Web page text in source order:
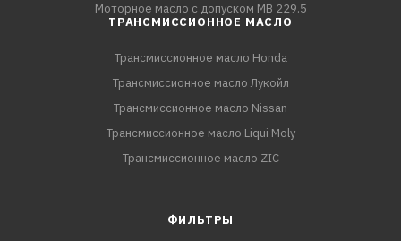
Моторное масло с допуском MB 229.5
ТРАНСМИССИОННОЕ МАСЛО
Трансмиссионное масло Honda
Трансмиссионное масло Лукойл
Трансмиссионное масло Nissan
Трансмиссионное масло Liqui Moly
Трансмиссионное масло ZIC
ФИЛЬТРЫ